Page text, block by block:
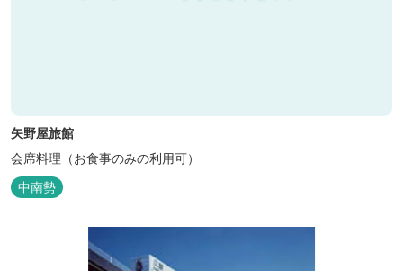
矢野屋旅館
会席料理（お食事のみの利用可）
中南勢